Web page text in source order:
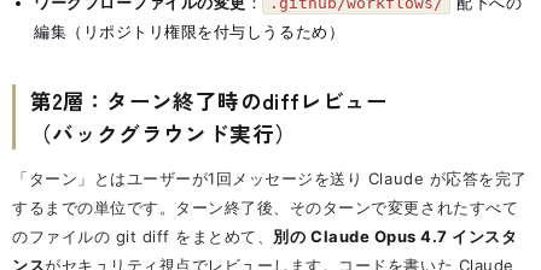
編集（リポジトリ権限を付与しうるため）
第2層：ターン終了時のdiffレビュー
（バックグラウンド実行）
「ターン」とはユーザーが1回メッセージを送り Claude が応答を完了
するまでの単位です。ターン終了後、そのターンで変更されたすべて
のファイルの git diff をまとめて、 別の Claude Opus 4.7 インスタ
ンスがセキュリティ視点でレビューします。コードを書いた Claude